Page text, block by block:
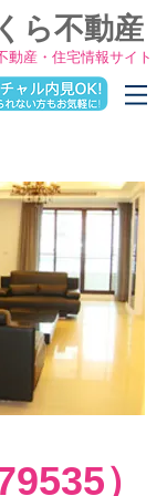
動産・住宅情報サイト
ら不動産
）